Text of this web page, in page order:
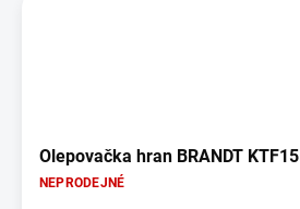
Olepovačka hran BRANDT KTF15
NEPRODEJNÉ